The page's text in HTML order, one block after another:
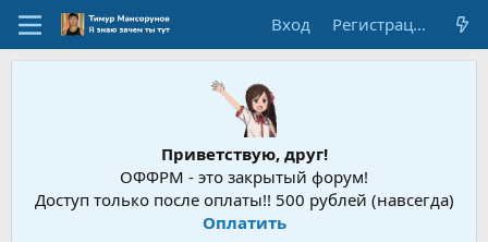
Вход Регистрация
Приветствую, друг!
ОФФРМ - это закрытый форум!
Доступ только после оплаты!! 500 рублей (навсегда)
Оплатить